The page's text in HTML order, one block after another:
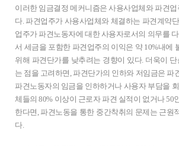
이러한 임금결정 메커니즘은 사용사업체와 파견
다. 파견업주가 사용사업체와 체결하는 파견계약
업주가 파견노동자에 대한 사용자로서의 의무를
서 세금을 포함한 파견업주의 이익은 약 10%내에
위해 파견단가를 낮추려는 경향이 있다. 더욱이
는 점을 고려하면, 파견단가의 인하와 저임금은
파견노동자의 임금을 인하하거나 사용자 부담을
체들의 80% 이상이 근로자 파견 실적이 없거나
한다면, 파견노동을 통한 중간착취의 문제는 근
다.